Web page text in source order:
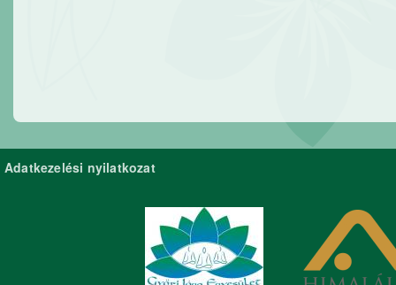
Adatkezelési nyilatkozat